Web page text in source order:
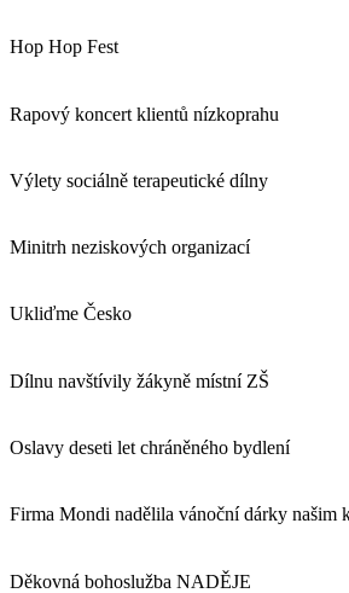
Hop Hop Fest
Rapový koncert klientů nízkoprahu
Výlety sociálně terapeutické dílny
Minitrh neziskových organizací
Ukliďme Česko
Dílnu navštívily žákyně místní ZŠ
Oslavy deseti let chráněného bydlení
Firma Mondi nadělila vánoční dárky našim
Děkovná bohoslužba NADĚJE